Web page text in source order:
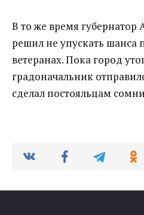
В то же время губернатор
решил не упускать шанса
ветеранах. Пока город
градоначальник
сделал постояльцам